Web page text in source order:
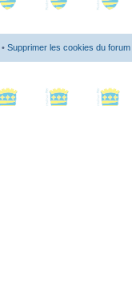
• Supprimer les cookies du forum